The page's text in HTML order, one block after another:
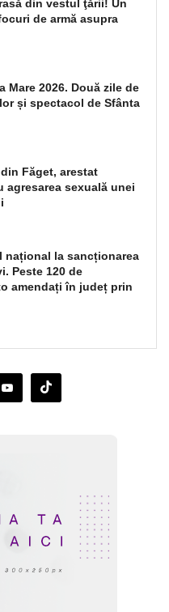
din vestul ţării! Un
de armă asupra
Mare 2026. Două zile de
și spectacol de Sfânta
Făget, arestat
agresarea sexuală unei
național la sancționarea
Peste 120 de
amendați în județ prin